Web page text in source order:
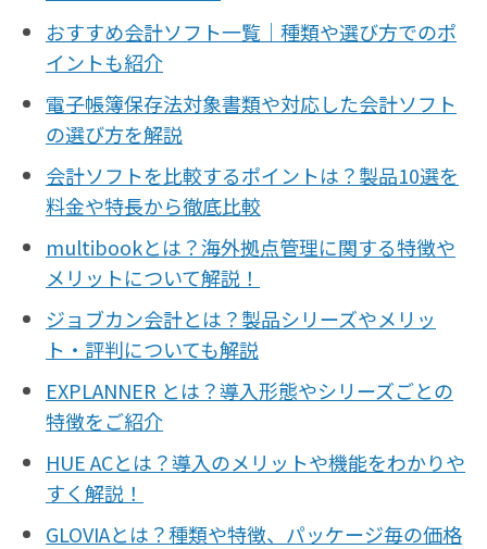
おすすめ会計ソフト一覧｜種類や選び方でのポ
イントも紹介
電子帳簿保存法対象書類や対応した会計ソフト
の選び方を解説
会計ソフトを比較するポイントは？製品10選を
料金や特長から徹底比較
multibookとは？海外拠点管理に関する特徴や
メリットについて解説！
ジョブカン会計とは？製品シリーズやメリッ
ト・評判についても解説
EXPLANNER とは？導入形態やシリーズごとの
特徴をご紹介
HUE ACとは？導入のメリットや機能をわかりや
すく解説！
GLOVIAとは？種類や特徴、パッケージ毎の価格